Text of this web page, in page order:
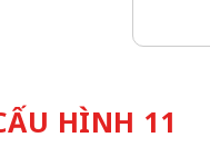
HÌNH 11